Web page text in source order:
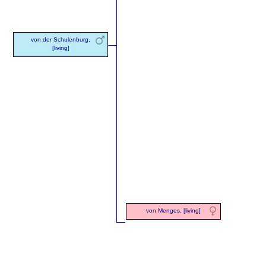
von der Schulenburg,
[living]
von Menges, [living]